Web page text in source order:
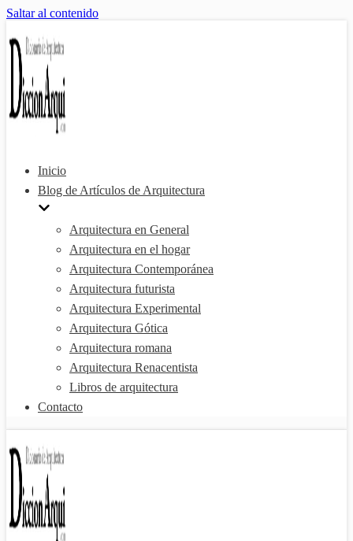
Saltar al contenido
Inicio
Blog de Artículos de Arquitectura
Arquitectura en General
Arquitectura en el hogar
Arquitectura Contemporánea
Arquitectura futurista
Arquitectura Experimental
Arquitectura Gótica
Arquitectura romana
Arquitectura Renacentista
Libros de arquitectura
Contacto